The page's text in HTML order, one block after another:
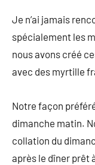
Je n’ai jamais
spécialement les
nous avons créé
avec des myrtille
Notre façon
dimanche matin.
collation du
après le dîner prêt